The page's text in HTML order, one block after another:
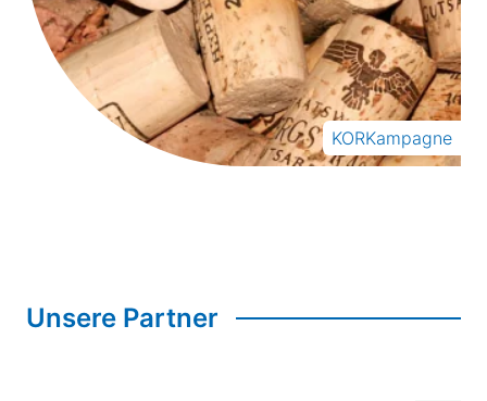
KORKampagne
Unsere Partner